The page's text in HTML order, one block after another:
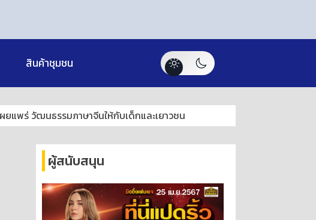
สินค้าชุมชน
ยแพร่ วัฒนธรรมภาษาจีนให้กับเด็กและเยาวชน
ผู้สนับสนุน